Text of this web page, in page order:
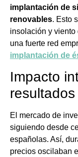
implantación de
renovables. Esto
insolación y viento
una fuerte red
implantación de
Impacto
El mercado de
siguiendo desde
españolas. Así,
precios oscilaban